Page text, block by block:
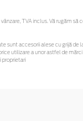
TVA inclus. Vă rugăm
sunt accesorii alese cu grijă de
utilizare a unor astfel de
proprietari